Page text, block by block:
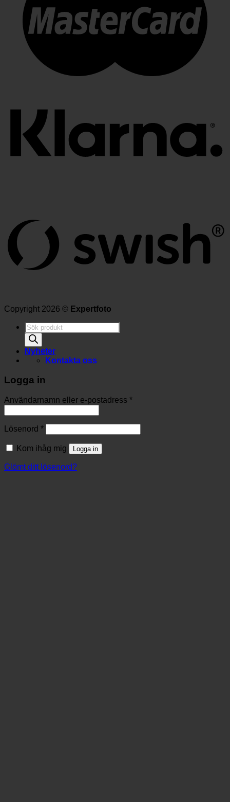
Copyright 2026 © Expertfoto
Produktsökning
Nyheter
Kontakta oss
Logga in
Användarnamn eller e-postadress *
Lösenord *
Kom ihåg mig Logga in
Glömt ditt lösenord?